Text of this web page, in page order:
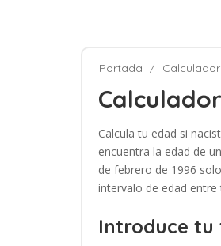
Portada
Calcula tu edad si
encuentra la edad de
de febrero de 1996
intervalo de edad
Introduce tu